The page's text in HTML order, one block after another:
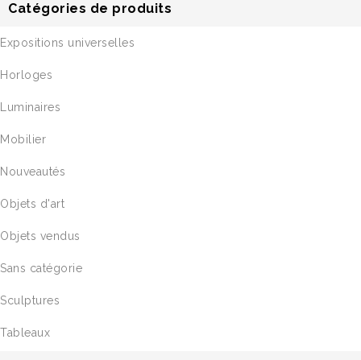
Catégories de produits
Expositions universelles
Horloges
Luminaires
Mobilier
Nouveautés
Objets d'art
Objets vendus
Sans catégorie
Sculptures
Tableaux